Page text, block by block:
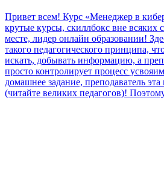
Привет всем! Курс «Менеджер в
крутые курсы, скиллбокс вне всяких
месте, лидер онлайн образовании!
такого педагогического принципа,
искать, добывать информацию, а
просто контролирует процесс
домашнее задание, преподаватель
(читайте великих педагогов)!